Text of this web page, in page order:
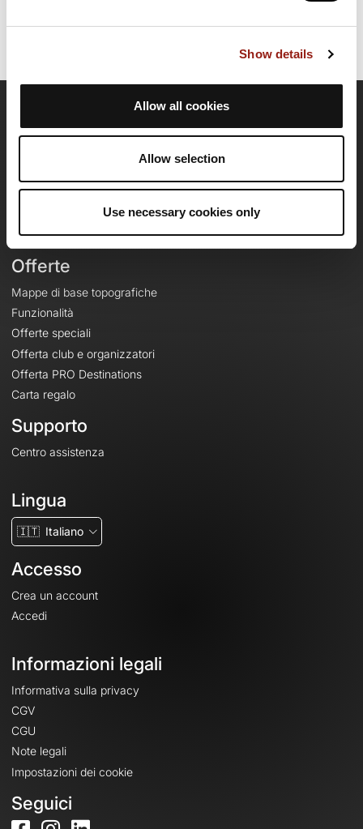
Show details
Allow all cookies
Allow selection
Use necessary cookies only
OpenRunner
Riguardo a
Le Mag'
Offerte
Mappe di base topografiche
Funzionalità
Offerte speciali
Offerta club e organizzatori
Offerta PRO Destinations
Carta regalo
Supporto
Centro assistenza
Lingua
🇮🇹 Italiano
Accesso
Crea un account
Accedi
Informazioni legali
Informativa sulla privacy
CGV
CGU
Note legali
Impostazioni dei cookie
Seguici